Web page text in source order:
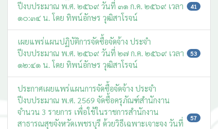
ปีงบประมาณ พ.ศ. ๒๕๖๙ วันที่ ๓๑ ก.ค. ๒๕๖๙ เวลา
๑๐:๓๔ น. โดย ทิพน์อักษร วุฒิสาโรจน์
41
เผยแพร่แผนปฏิบัติการจัดซื้อจัดจ้าง ประจำ
ปีงบประมาณ พ.ศ. ๒๕๖๙ วันที่ ๒๗ ก.ค. ๒๕๖๙ เวลา
๑๒:๔๑ น. โดย ทิพน์อักษร วุฒิสาโรจน์
53
ประกาศเผยแพร่แผนการจัดซื้อจัดจ้าง ประจำ
ปีงบประมาณ พ.ศ. 2569 จัดซื้อครุภัณฑ์สำนักงาน
จำนวน 3 รายการ เพื่อใช้ในราชการสำนักงาน
สาธารณสุขจังหวัดเพชรบุรี ด้วยวิธีเฉพาะเจาะจง วันที่
57